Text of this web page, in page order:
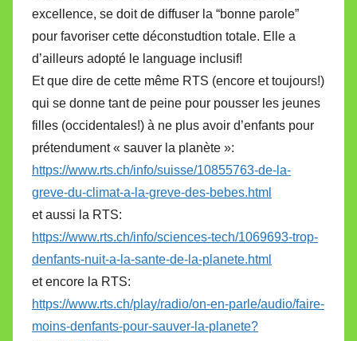
excellence, se doit de diffuser la “bonne parole”
pour favoriser cette déconstudtion totale. Elle a
d’ailleurs adopté le language inclusif!
Et que dire de cette même RTS (encore et toujours!)
qui se donne tant de peine pour pousser les jeunes
filles (occidentales!) à ne plus avoir d’enfants pour
prétendument « sauver la planète »:
https://www.rts.ch/info/suisse/10855763-de-la-
greve-du-climat-a-la-greve-des-bebes.html
et aussi la RTS:
https://www.rts.ch/info/sciences-tech/1069693-trop-
denfants-nuit-a-la-sante-de-la-planete.html
et encore la RTS:
https://www.rts.ch/play/radio/on-en-parle/audio/faire-
moins-denfants-pour-sauver-la-planete?